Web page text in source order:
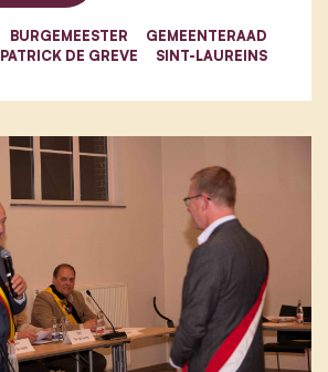
BURGEMEESTER
GEMEENTERAAD
PATRICK DE GREVE
SINT-LAUREINS